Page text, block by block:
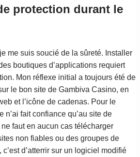
protection durant le
me suis soucié de la sûreté. Installer
boutiques d’applications requiert
Mon réflexe initial a toujours été de
le bon site de Gambiva Casino, en
et l’icône de cadenas. Pour le
n’ai fait confiance qu’au site de
faut en aucun cas télécharger
non fiables ou des groupes de
d’atterrir sur un logiciel modifié